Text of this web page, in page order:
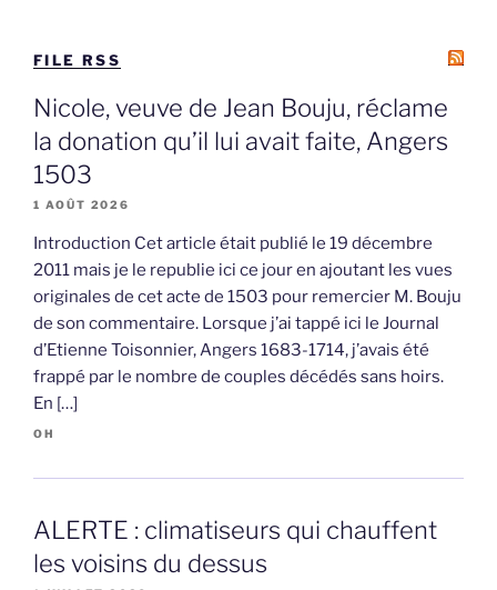
FILE RSS
Nicole, veuve de Jean Bouju, réclame
la donation qu’il lui avait faite, Angers
1503
1 AOÛT 2026
Introduction Cet article était publié le 19 décembre
2011 mais je le republie ici ce jour en ajoutant les vues
originales de cet acte de 1503 pour remercier M. Bouju
de son commentaire. Lorsque j’ai tappé ici le Journal
d’Etienne Toisonnier, Angers 1683-1714, j’avais été
frappé par le nombre de couples décédés sans hoirs.
En […]
OH
ALERTE : climatiseurs qui chauffent
les voisins du dessus